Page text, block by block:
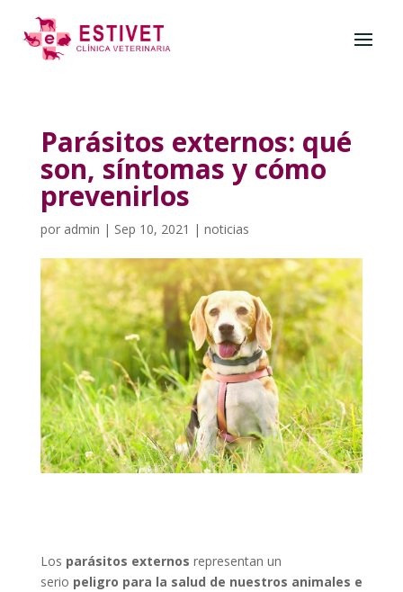
Parásitos externos: qué
son, síntomas y cómo
prevenirlos
por admin | Sep 10, 2021 | noticias
Los parásitos externos representan un
serio peligro para la salud de nuestros animales e